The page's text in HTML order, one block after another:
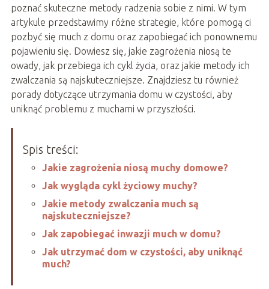
poznać skuteczne metody radzenia sobie z nimi. W tym
artykule przedstawimy różne strategie, które pomogą ci
pozbyć się much z domu oraz zapobiegać ich ponownemu
pojawieniu się. Dowiesz się, jakie zagrożenia niosą te
owady, jak przebiega ich cykl życia, oraz jakie metody ich
zwalczania są najskuteczniejsze. Znajdziesz tu również
porady dotyczące utrzymania domu w czystości, aby
uniknąć problemu z muchami w przyszłości.
Spis treści:
Jakie zagrożenia niosą muchy domowe?
Jak wygląda cykl życiowy muchy?
Jakie metody zwalczania much są
najskuteczniejsze?
Jak zapobiegać inwazji much w domu?
Jak utrzymać dom w czystości, aby uniknąć
much?